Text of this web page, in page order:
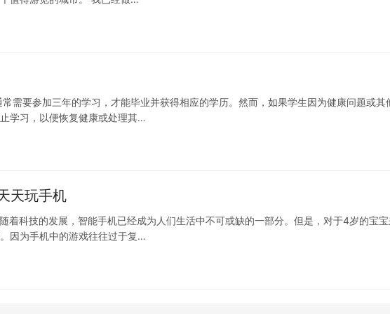
需要参加三年的学习，才能毕业并获得相应的学历。然而，如果学生因为健康问题或其
学习，以便恢复健康或处理其…
天玩手机
着科技的发展，智能手机已经成为人们生活中不可或缺的一部分。但是，对于4岁的宝
因为手机中的游戏往往过于复…